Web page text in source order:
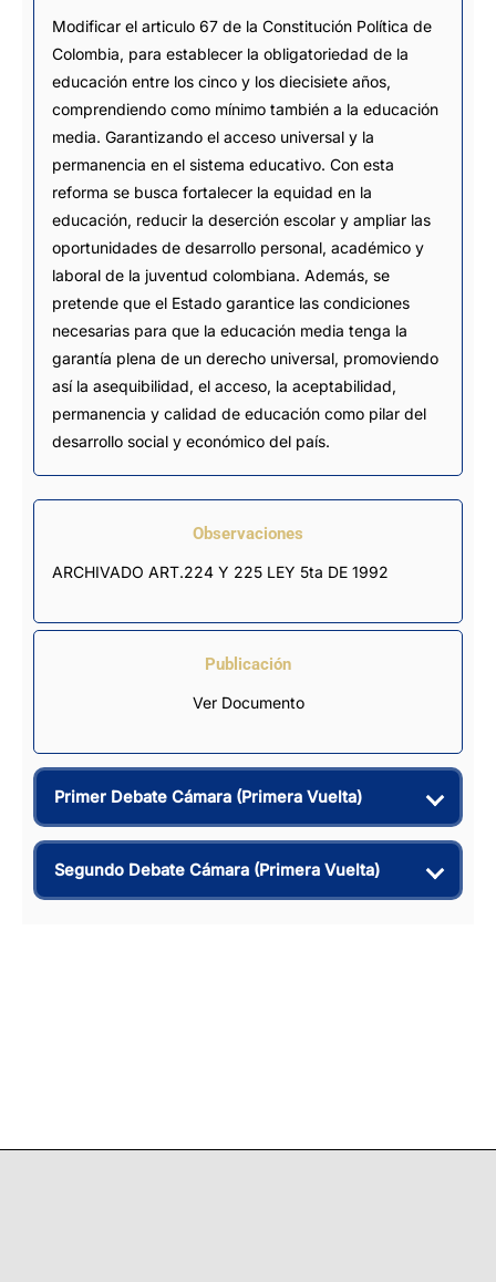
Modificar el articulo 67 de la Constitución Política de
Colombia, para establecer la obligatoriedad de la
educación entre los cinco y los diecisiete años,
comprendiendo como mínimo también a la educación
media. Garantizando el acceso universal y la
permanencia en el sistema educativo. Con esta
reforma se busca fortalecer la equidad en la
educación, reducir la deserción escolar y ampliar las
oportunidades de desarrollo personal, académico y
laboral de la juventud colombiana. Además, se
pretende que el Estado garantice las condiciones
necesarias para que la educación media tenga la
garantía plena de un derecho universal, promoviendo
así la asequibilidad, el acceso, la aceptabilidad,
permanencia y calidad de educación como pilar del
desarrollo social y económico del país.
Observaciones
ARCHIVADO ART.224 Y 225 LEY 5ta DE 1992
Publicación
Ver Documento
Primer Debate Cámara (Primera Vuelta)
Segundo Debate Cámara (Primera Vuelta)